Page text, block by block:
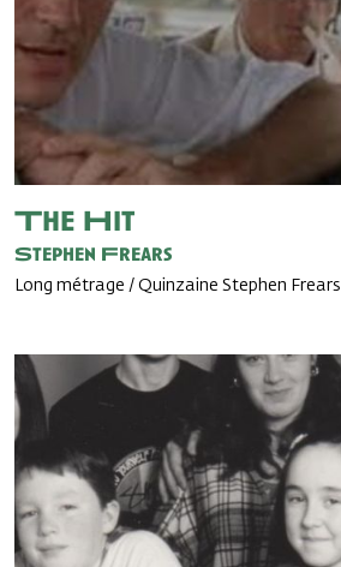
The Hit
Stephen Frears
Long métrage / Quinzaine Stephen Frears